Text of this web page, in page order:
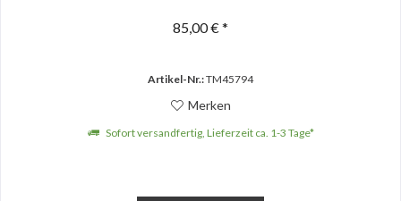
85,00 € *
Artikel-Nr.:TM45794
Merken
Sofort versandfertig, Lieferzeit ca. 1-3 Tage*